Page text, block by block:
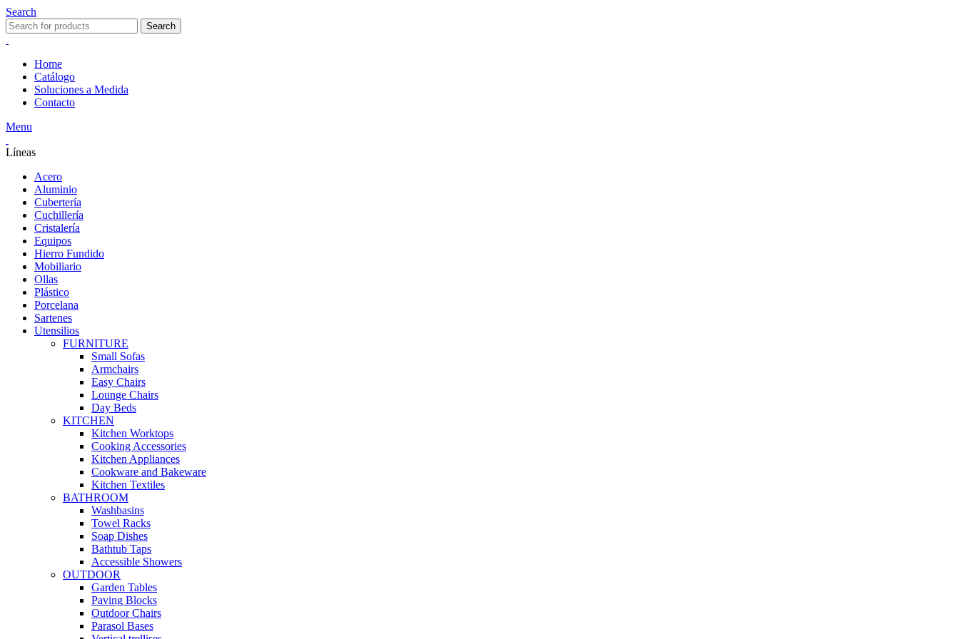
Search
Search
Home
Catálogo
Soluciones a Medida
Contacto
Menu
Líneas
Acero
Aluminio
Cubertería
Cuchillería
Cristalería
Equipos
Hierro Fundido
Mobiliario
Ollas
Plástico
Porcelana
Sartenes
Utensilios
FURNITURE
Small Sofas
Armchairs
Easy Chairs
Lounge Chairs
Day Beds
KITCHEN
Kitchen Worktops
Cooking Accessories
Kitchen Appliances
Cookware and Bakeware
Kitchen Textiles
BATHROOM
Washbasins
Towel Racks
Soap Dishes
Bathtub Taps
Accessible Showers
OUTDOOR
Garden Tables
Paving Blocks
Outdoor Chairs
Parasol Bases